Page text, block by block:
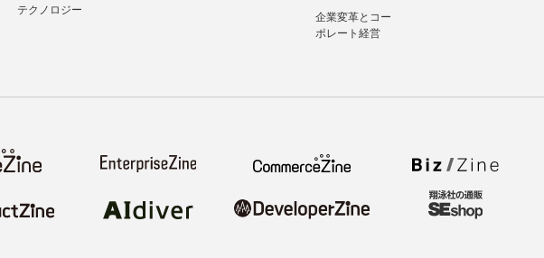
テクノロジー
企業変革とコー
ポレート経営